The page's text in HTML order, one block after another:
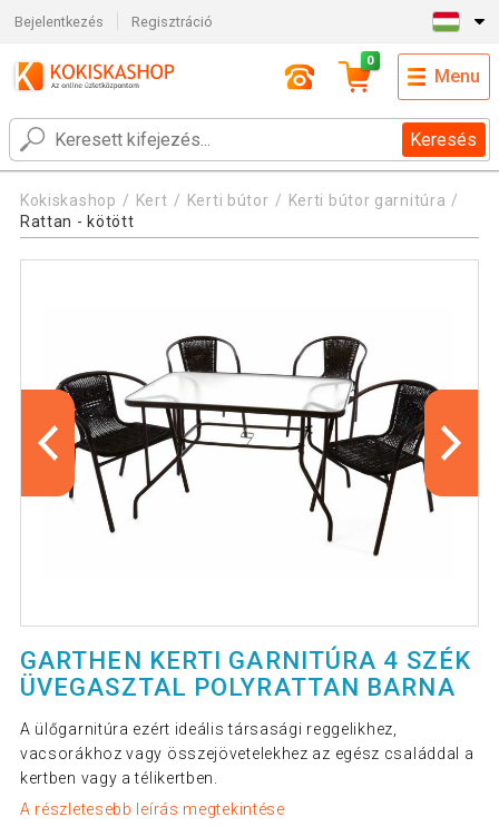
Bejelentkezés Regisztráció
Keresés
0
Menu
Kokiskashop Kert Kerti bútor
Kerti bútor garnitúra
Rattan - kötött
GARTHEN KERTI GARNITÚRA 4 SZÉK
ÜVEGASZTAL POLYRATTAN BARNA
A ülőgarnitúra ezért ideális társasági reggelikhez,
vacsorákhoz vagy összejövetelekhez az egész családdal a
kertben vagy a télikertben.
A részletesebb leírás megtekintése